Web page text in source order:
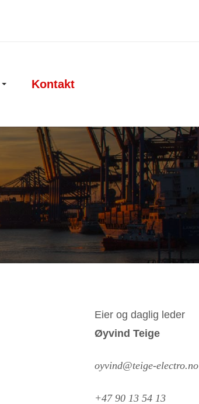
Kontakt
Eier og daglig leder
Øyvind Teige
oyvind@teige-electro.no
+47 90 13 54 13